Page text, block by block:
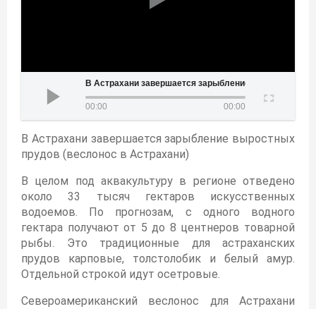
зарыбление выростных прудов (веслонос в Астрахани)
00:00 00:00
В Астрахани завершается зарыбление выростных
прудов (веслонос в Астрахани)
В целом под аквакультуру в регионе отведено
около 33 тысяч гектаров искусственных
водоемов. По прогнозам, с одного водного
гектара получают от 5 до 8 центнеров товарной
рыбы. Это традиционные для астраханских
прудов карповые, толстолобик и белый амур.
Отдельной строкой идут осетровые.
Североамериканский веслонос для Астрахани